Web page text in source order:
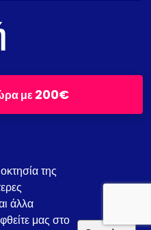
με200€
της
άλλα
μας στο